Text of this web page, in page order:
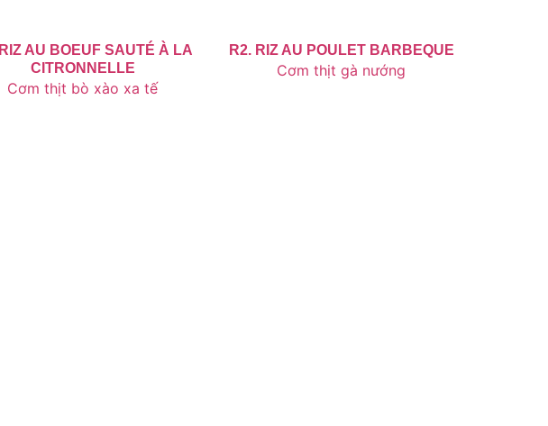
AU BOEUF SAUTÉ À LA
CITRONNELLE
Cơm thịt bò xào xa tế
R2. RIZ AU POULET BARBEQUE
Cơm thịt gà nướng